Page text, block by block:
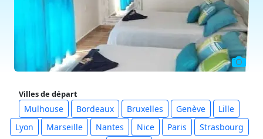
Villes de départ
Mulhouse Bordeaux Bruxelles Genève
Lille
Lyon
Marseille Nantes Nice Paris
Strasbourg